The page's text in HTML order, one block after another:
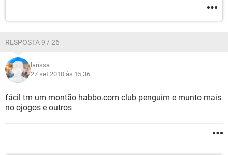
RESPOSTA 9 / 26
larissa
27 set 2010 às 15:36
fácil tm um montão habbo.com club penguim e munto mais
no ojogos e outros